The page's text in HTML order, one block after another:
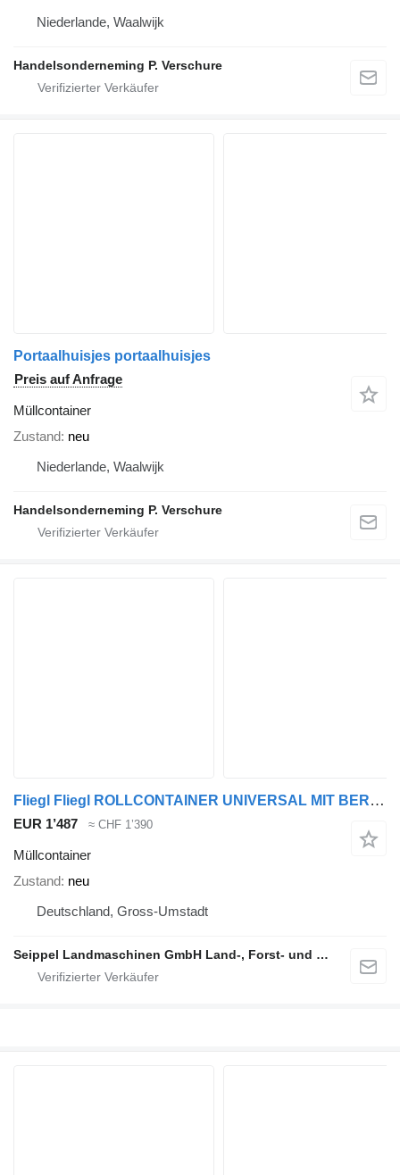
Niederlande, Waalwijk
Handelsonderneming P. Verschure
Portaalhuisjes portaalhuisjes
Preis auf Anfrage
Müllcontainer
Zustand neu
Niederlande, Waalwijk
Handelsonderneming P. Verschure
Fliegl Fliegl ROLLCONTAINER UNIVERSAL MIT BEREIFUNG
EUR 1’487 ≈ CHF 1’390
Müllcontainer
Zustand neu
Deutschland, Gross-Umstadt
Seippel Landmaschinen GmbH Land-, Forst- und Gartentechnik